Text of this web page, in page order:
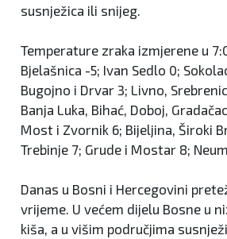
susnježica ili snijeg.
Temperature zraka izmjerene u
Bjelašnica -5; Ivan Sedlo 0;
Bugojno i Drvar 3; Livno,
Banja Luka, Bihać, Doboj,
Most i Zvornik 6; Bijeljina, Široki
Trebinje 7; Grude i Mostar 8; Neum
Danas u Bosni i Hercegovini
vrijeme. U većem dijelu Bosne u
kiša, a u višim područjima